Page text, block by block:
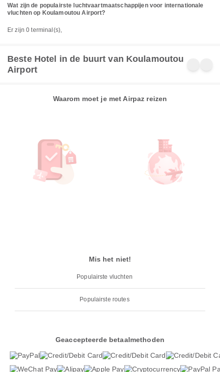
Wat zijn de populairste luchtvaartmaatschappijen voor internationale
vluchten op Koulamoutou Airport?
Er zijn 0 terminal(s),
Beste Hotel in de buurt van Koulamoutou
Airport
Waarom moet je met Airpaz reizen
Mis het niet!
Populairste vluchten
Populairste routes
Geaccepteerde betaalmethoden